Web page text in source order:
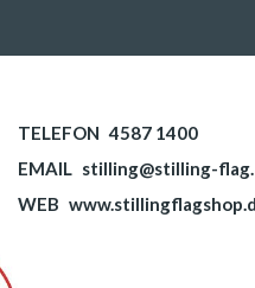
TELEFON 4587 1400
EMAIL stilling@stilling-
WEB